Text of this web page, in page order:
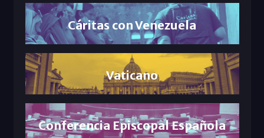
Cáritas con Venezuela
Vaticano
Conferencia Episcopal Española